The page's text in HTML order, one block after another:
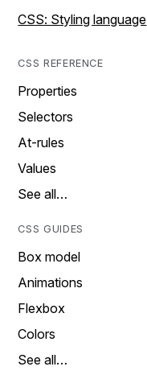
CSS: Styling language
CSS REFERENCE
Properties
Selectors
At-rules
Values
See all…
CSS GUIDES
Box model
Animations
Flexbox
Colors
See all…